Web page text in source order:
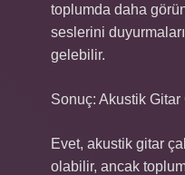
toplumda daha
seslerini
gelebilir.
Sonuç: Akustik
Evet, akustik gitar
olabilir, ancak